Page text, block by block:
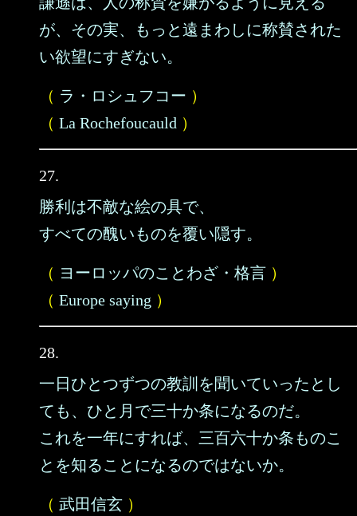
が、その実、もっと遠まわしに称賛された
い欲望にすぎない。
（ ラ・ロシュフコー ）
（ La Rochefoucauld ）
27.
勝利は不敵な絵の具で、
すべての醜いものを覆い隠す。
（ ヨーロッパのことわざ・格言 ）
（ Europe saying ）
28.
一日ひとつずつの教訓を聞いていったとし
ても、ひと月で三十か条になるのだ。
これを一年にすれば、三百六十か条ものこ
とを知ることになるのではないか。
（ 武田信玄 ）